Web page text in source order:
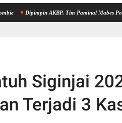
AKBP, Tim Paminal Mabes Polri
Siginjai
Terjadi 3